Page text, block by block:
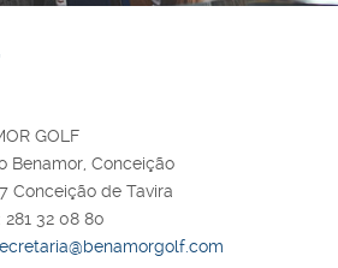
GOLF
Benamor, Conceição
Conceição de Tavira
32 08 80